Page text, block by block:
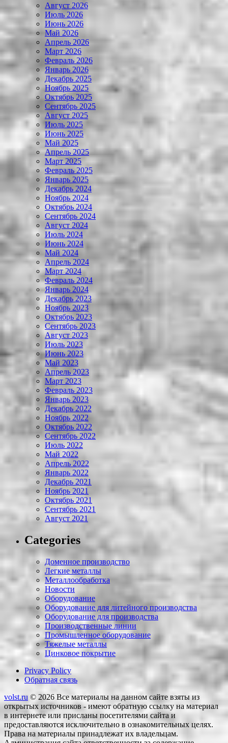
Август 2026
Июль 2026
Июнь 2026
Май 2026
Апрель 2026
Март 2026
Февраль 2026
Январь 2026
Декабрь 2025
Ноябрь 2025
Октябрь 2025
Сентябрь 2025
Август 2025
Июль 2025
Июнь 2025
Май 2025
Апрель 2025
Март 2025
Февраль 2025
Январь 2025
Декабрь 2024
Ноябрь 2024
Октябрь 2024
Сентябрь 2024
Август 2024
Июль 2024
Июнь 2024
Май 2024
Апрель 2024
Март 2024
Февраль 2024
Январь 2024
Декабрь 2023
Ноябрь 2023
Октябрь 2023
Сентябрь 2023
Август 2023
Июль 2023
Июнь 2023
Май 2023
Апрель 2023
Март 2023
Февраль 2023
Январь 2023
Декабрь 2022
Ноябрь 2022
Октябрь 2022
Сентябрь 2022
Июль 2022
Май 2022
Апрель 2022
Январь 2022
Декабрь 2021
Ноябрь 2021
Октябрь 2021
Сентябрь 2021
Август 2021
Categories
Доменное производство
Легкие металлы
Металлообработка
Новости
Оборудование
Оборудование для литейного производства
Оборудование для производства
Производственные линии
Промышленное оборудование
Тяжелые металлы
Цинковое покрытие
Privacy Policy
Обратная связь
volst.ru © 2026 Все материалы на данном сайте взяты из
открытых источников - имеют обратную ссылку на материал
в интернете или присланы посетителями сайта и
предоставляются исключительно в ознакомительных целях.
Права на материалы принадлежат их владельцам.